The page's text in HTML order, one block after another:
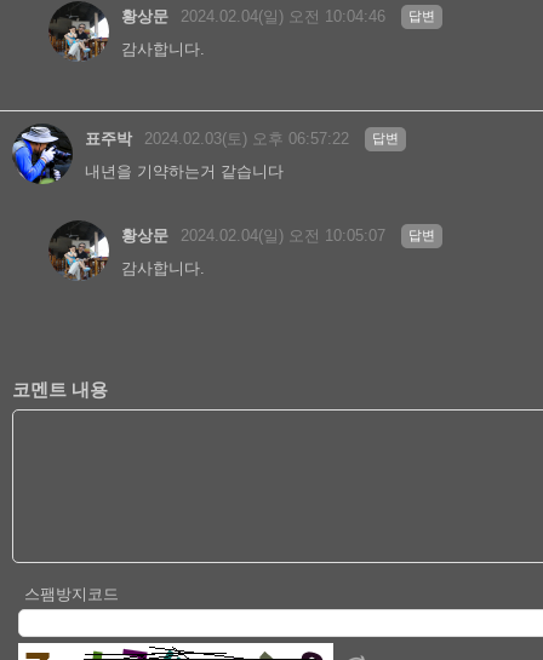
황상문 2024.02.04(일) 오전 10:04:46 답변
감사합니다.
표주박 2024.02.03(토) 오후 06:57:22 답변
내년을 기약하는거 같습니다
황상문 2024.02.04(일) 오전 10:05:07 답변
감사합니다.
코멘트 내용
스팸방지코드